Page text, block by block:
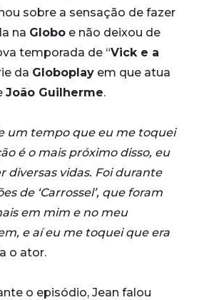
sobre a sensação de fazer
na Globo e não deixou de
temporada de “Vick e a
da Globoplay em que atua
João Guilherme.
um tempo que eu me toquei
é o mais próximo disso, eu
diversas vidas. Foi durante
de ‘Carrossel’, que foram
em mim e no meu
e aí eu me toquei que era
o ator.
o episódio, Jean falou